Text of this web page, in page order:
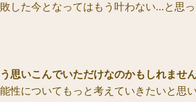
した今となってはもう叶わない...と思
思いこんでいただけなのかもしれませ
性についてもっと考えていきたいと思